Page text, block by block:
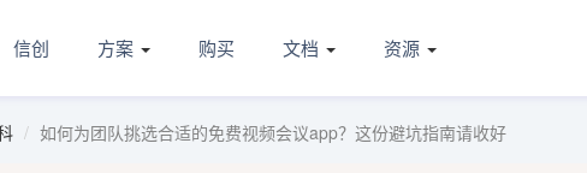
信创 方案 购买 文档 资源
如何为团队挑选合适的免费视频会议app？这份避坑指南请收好